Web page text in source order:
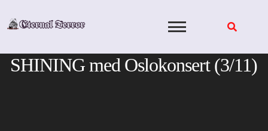
SHINING med Oslokonsert (3/11)